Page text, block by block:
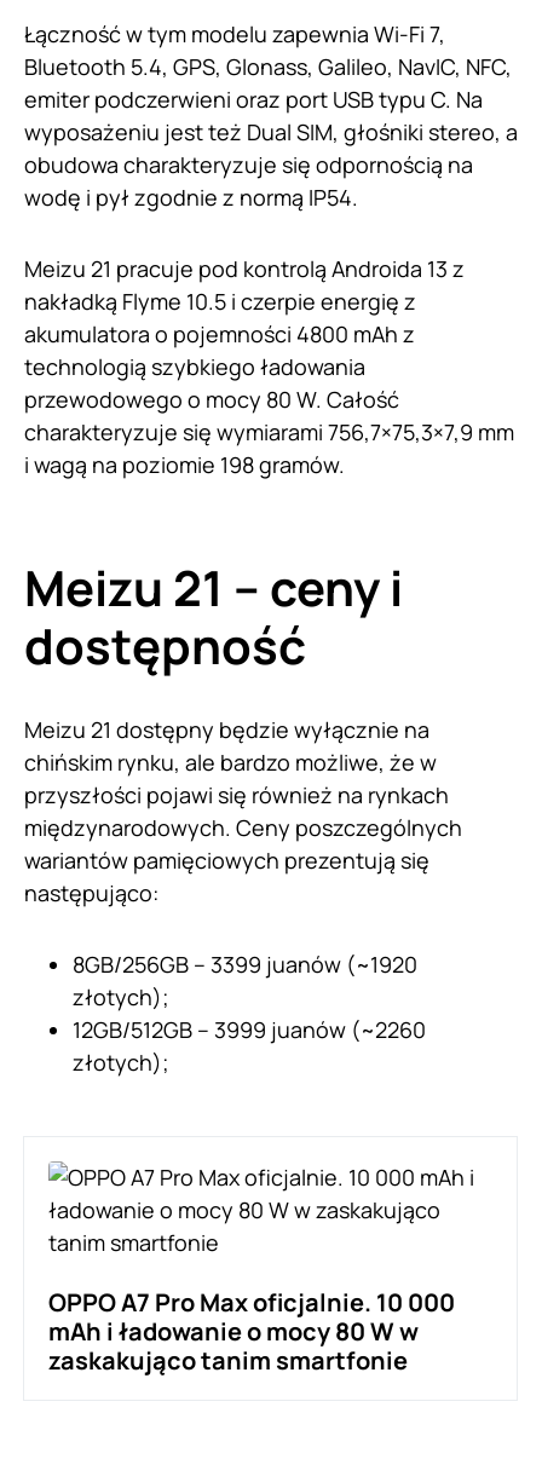
Łączność w tym modelu zapewnia Wi-Fi 7,
Bluetooth 5.4, GPS, Glonass, Galileo, NavIC, NFC,
emiter podczerwieni oraz port USB typu C. Na
wyposażeniu jest też Dual SIM, głośniki stereo, a
obudowa charakteryzuje się odpornością na
wodę i pył zgodnie z normą IP54.
Meizu 21 pracuje pod kontrolą Androida 13 z
nakładką Flyme 10.5 i czerpie energię z
akumulatora o pojemności 4800 mAh z
technologią szybkiego ładowania
przewodowego o mocy 80 W. Całość
charakteryzuje się wymiarami 756,7×75,3×7,9 mm
i wagą na poziomie 198 gramów.
Meizu 21 – ceny i
dostępność
Meizu 21 dostępny będzie wyłącznie na
chińskim rynku, ale bardzo możliwe, że w
przyszłości pojawi się również na rynkach
międzynarodowych. Ceny poszczególnych
wariantów pamięciowych prezentują się
następująco:
8GB/256GB – 3399 juanów (~1920
złotych);
12GB/512GB – 3999 juanów (~2260
złotych);
OPPO A7 Pro Max oficjalnie. 10 000
mAh i ładowanie o mocy 80 W w
zaskakująco tanim smartfonie